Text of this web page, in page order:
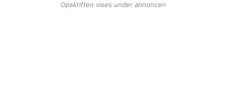
Opskriften vises under annoncen